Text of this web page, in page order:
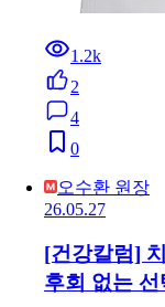
1.2k
2
4
0
오수환 원장
26.05.27
[건강칼럼]
후회 없는